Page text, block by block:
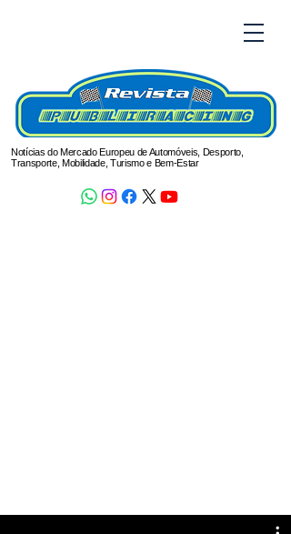
Notícias do Mercado Europeu de Automóveis, Desporto,
Transporte, Mobilidade, Turismo e Bem-Estar